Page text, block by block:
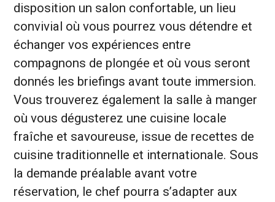
disposition un salon confortable, un lieu
convivial où vous pourrez vous détendre et
échanger vos expériences entre
compagnons de plongée et où vous seront
donnés les briefings avant toute immersion.
Vous trouverez également la salle à manger
où vous dégusterez une cuisine locale
fraîche et savoureuse, issue de recettes de
cuisine traditionnelle et internationale. Sous
la demande préalable avant votre
réservation, le chef pourra s’adapter aux